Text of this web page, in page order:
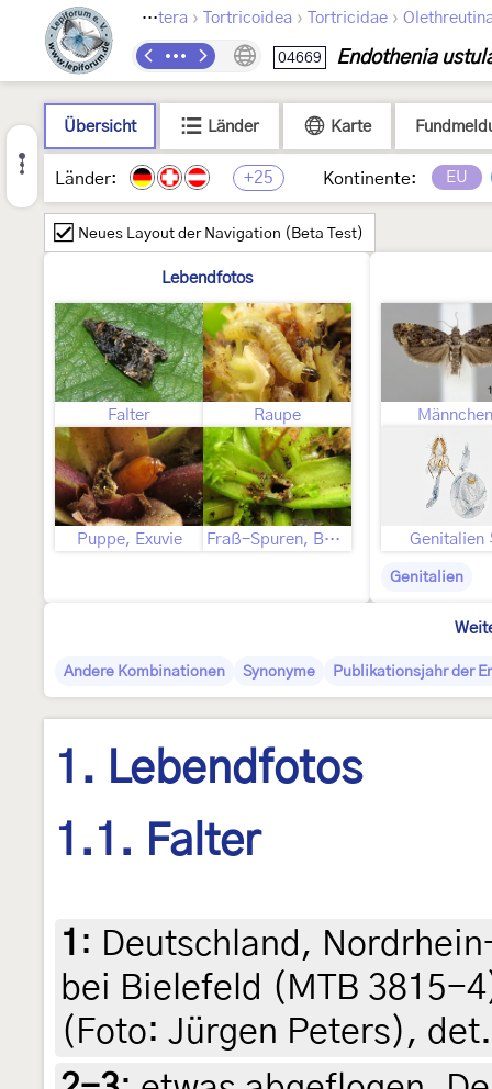
Lepidoptera › Tortricoidea › Tortricidae ›
04669 Endothenia
Übersicht Länder Karte
Länder: +25 Kontinente: EU
Neues Layout der Navigation (Beta Test)
Lebendfotos
Falter Raupe
Puppe, Exuvie Fraß-Spuren, Befallsbild
Männchen
Genitalien
Genitalien
Andere Kombinationen Synonyme Publikationsjahr der
1. Lebendfotos
1.1. Falter
1 : Deutschland,
bei Bielefeld (MTB 3815-
(Foto: Jürgen Peters),